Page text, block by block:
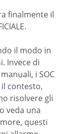
finalmente il
il modo in
Invece di
i SOC
contesto,
risolvere gli
veda una
questi